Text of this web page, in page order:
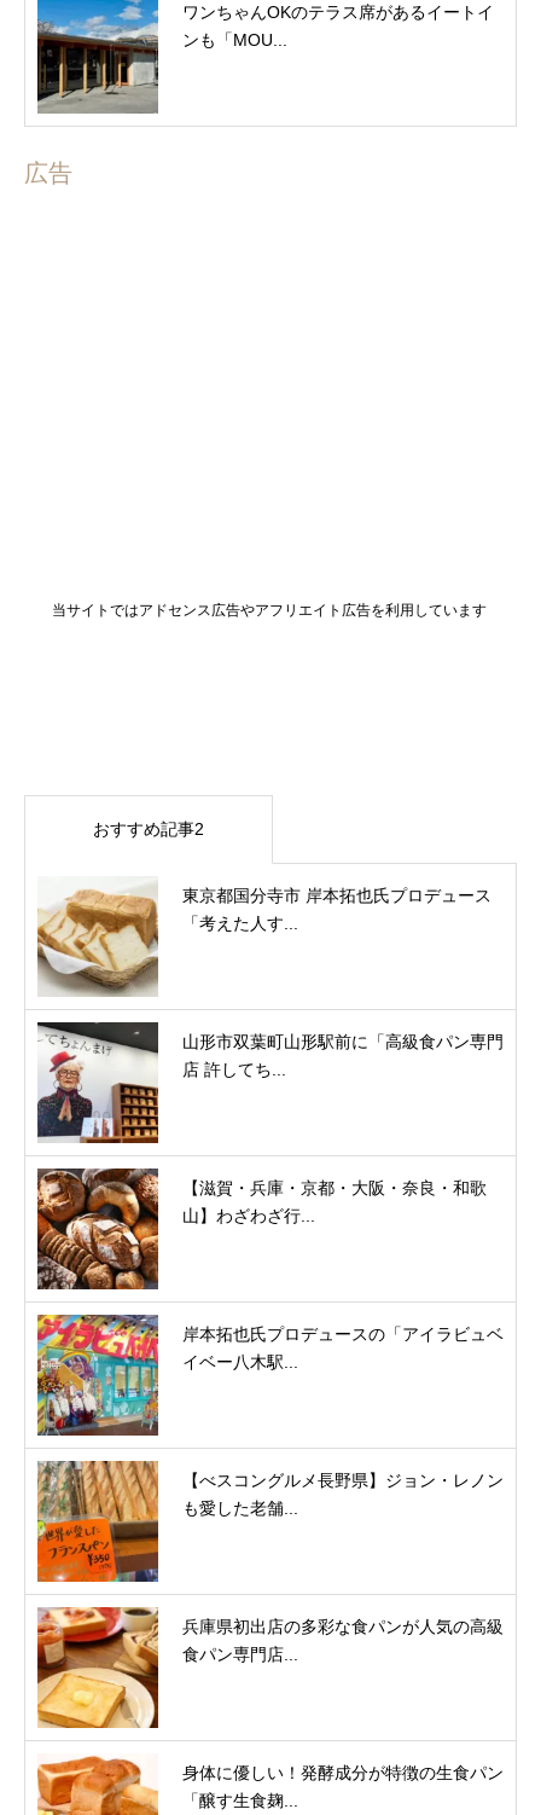
ワンちゃんOKのテラス席があるイートイ
ンも「MOU...
広告
当サイトではアドセンス広告やアフリエイト広告を利用しています
おすすめ記事2
東京都国分寺市 岸本拓也氏プロデュース
「考えた人す...
山形市双葉町山形駅前に「高級食パン専門
店 許してち...
【滋賀・兵庫・京都・大阪・奈良・和歌
山】わざわざ行...
岸本拓也氏プロデュースの「アイラビュベ
イベー八木駅...
【べスコングルメ長野県】ジョン・レノン
も愛した老舗...
兵庫県初出店の多彩な食パンが人気の高級
食パン専門店...
身体に優しい！発酵成分が特徴の生食パン
「醸す生食麹...